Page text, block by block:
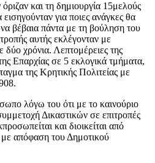
και τη δημιουργία 15μελούς
για ποιες ανάγκες θα
βέβαια πάντα με τη βούληση του
αυτής εκλέγονταν με
χρόνια. Λεπτομέρειες της
Επαρχίας σε 5 εκλογικά τμήματα,
της Κρητικής Πολιτείας με
λόγω του ότι με το καινούριο
Δικαστικών σε επιτροπές
και διοικείται από
με απόφαση του Δημοτικού